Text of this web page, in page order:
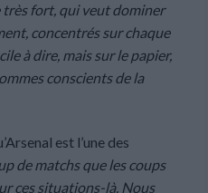
très fort, qui veut dominer
concentrés sur chaque
à dire, mais sur le papier,
conscients de la
est l’une des
de matchs que les coups
ces situations-là. Nous